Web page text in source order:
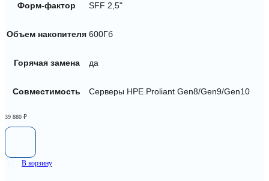
Форм-фактор SFF 2,5"
Объем накопителя 600Гб
Горячая замена да
Совместимость Серверы HPE Proliant Gen8/Gen9/Gen10
39 880 ₽
В корзину